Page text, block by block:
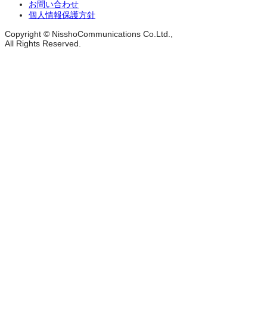
お問い合わせ
個人情報保護方針
Copyright © NisshoCommunications Co.Ltd.,
All Rights Reserved.